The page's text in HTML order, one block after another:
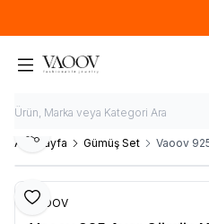
Ana Sayfa Gümüş Set Vaoov
Favoriye Ekle
Paylaş
VAOOV